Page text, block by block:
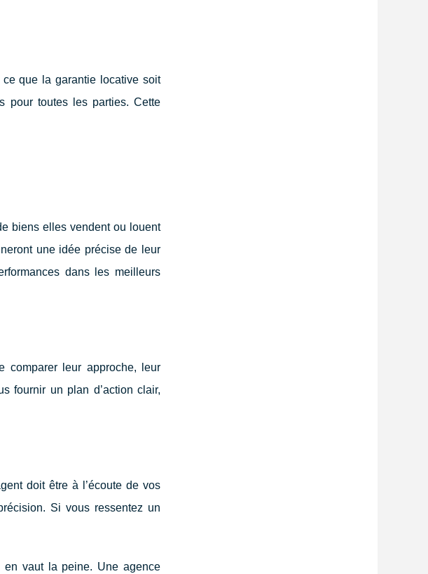
que la garantie locative soit
pour toutes les parties. Cette
biens elles vendent ou louent
une idée précise de leur
dans les meilleurs
comparer leur approche, leur
fournir un plan d’action clair,
doit être à l’écoute de vos
Si vous ressentez un
vaut la peine. Une agence